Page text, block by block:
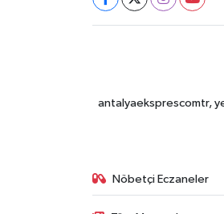
antalyaeksprescomtr,
Nöbetçi Eczaneler